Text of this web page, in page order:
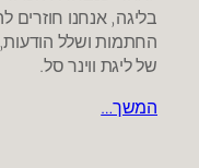
בליגה, אנחנו
החתמות ושלל
של ליגת ווינר סל.
המשך…